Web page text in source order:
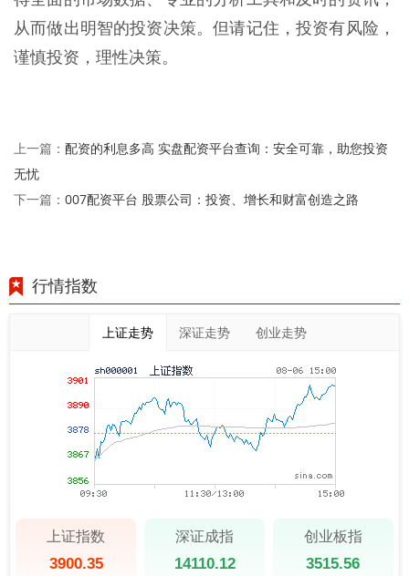
从而做出明智的投资决策。但请记住，投资有风险，
谨慎投资，理性决策。
上一篇： 配资的利息多高 实盘配资平台查询：安全可靠，助您投资
无忧
下一篇： 007配资平台 股票公司：投资、增长和财富创造之路
行情指数
上证走势 深证走势 创业走势
上证指数
3900.35
深证成指
14110.12
创业板指
3515.56